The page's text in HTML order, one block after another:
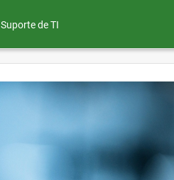
Suporte de TI